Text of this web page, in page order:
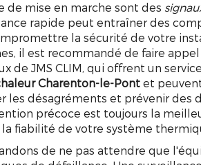
de mise en marche sont des
rapide peut entraîner des
la sécurité de votre
il est recommandé de faire
de JMS CLIM, qui offrent un
Charenton-le-Pont et
les désagréments et prévenir des
précoce est toujours la
fiabilité de votre système
de ne pas attendre que